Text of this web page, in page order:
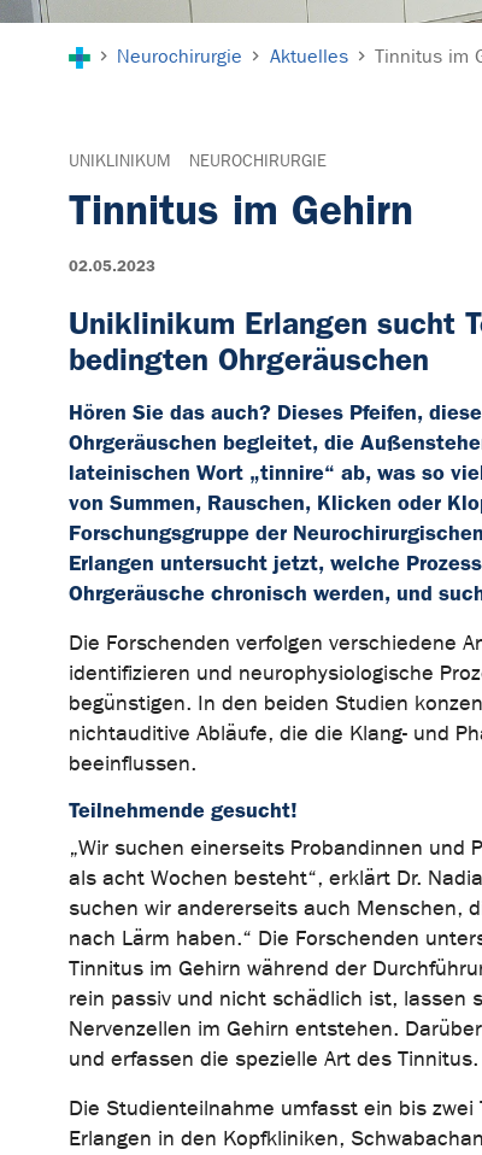
Neurochirurgie Aktuelles Tinnitus im
UNIKLINIKUM NEUROCHIRURGIE
Tinnitus im Gehirn
02.05.2023
Uniklinikum Erlangen sucht
bedingten Ohrgeräuschen
Hören Sie das auch? Dieses Pfeifen,
Ohrgeräuschen begleitet, die
lateinischen Wort „tinnire“ ab, was so
von Summen, Rauschen, Klicken oder
Forschungsgruppe der
Erlangen untersucht jetzt, welche
Ohrgeräusche chronisch werden, und
Die Forschenden verfolgen verschiedene
identifizieren und neurophysiologische
begünstigen. In den beiden Studien
nichtauditive Abläufe, die die Klang- und
beeinflussen.
Teilnehmende gesucht!
„Wir suchen einerseits Probandinnen
als acht Wochen besteht“, erklärt Dr.
suchen wir andererseits auch Menschen,
nach Lärm haben.“ Die Forschenden
Tinnitus im Gehirn während der
rein passiv und nicht schädlich ist, lassen
Nervenzellen im Gehirn entstehen.
und erfassen die spezielle Art des Tinnitus.
Die Studienteilnahme umfasst ein bis zwei
Erlangen in den Kopfkliniken,